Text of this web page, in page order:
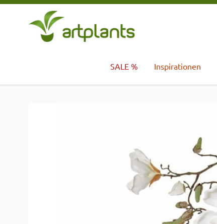
Zum Inhalt springen
SALE % Inspirationen